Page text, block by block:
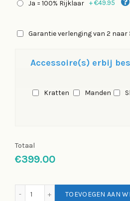
Ja = 100% Rijklaar +€49.95
Garantie verlenging van 2 naar
Accessoire(s) erbij
Kratten Manden
Totaal
€399.00
TOEVOEGEN AAN